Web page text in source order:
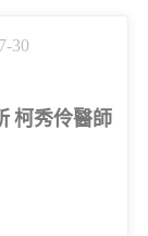
30
柯秀伶醫師